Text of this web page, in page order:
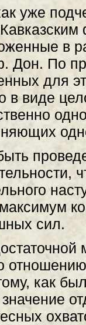
уже
в
Дон. По
для
в виде
сил.
как